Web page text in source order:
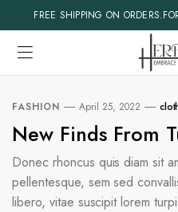
FREE SHIPPING ON
FASHION April 25, 2022
New Finds From
Donec rhoncus quis diam sit
pellentesque, sem sed
libero, vitae suscipit lorem